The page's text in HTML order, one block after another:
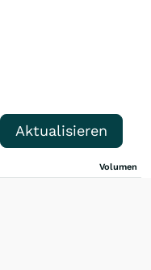
Aktualisieren
Volumen